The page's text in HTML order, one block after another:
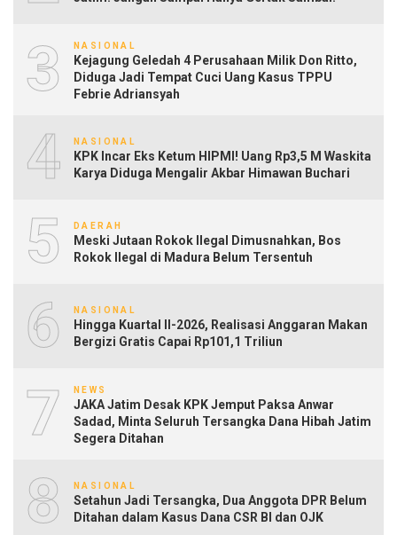
3 NASIONAL
Kejagung Geledah 4 Perusahaan Milik Don Ritto,
Diduga Jadi Tempat Cuci Uang Kasus TPPU
Febrie Adriansyah
4 NASIONAL
KPK Incar Eks Ketum HIPMI! Uang Rp3,5 M Waskita
Karya Diduga Mengalir Akbar Himawan Buchari
5 DAERAH
Meski Jutaan Rokok Ilegal Dimusnahkan, Bos
Rokok Ilegal di Madura Belum Tersentuh
6 NASIONAL
Hingga Kuartal II-2026, Realisasi Anggaran Makan
Bergizi Gratis Capai Rp101,1 Triliun
7 NEWS
JAKA Jatim Desak KPK Jemput Paksa Anwar
Sadad, Minta Seluruh Tersangka Dana Hibah Jatim
Segera Ditahan
8 NASIONAL
Setahun Jadi Tersangka, Dua Anggota DPR Belum
Ditahan dalam Kasus Dana CSR BI dan OJK